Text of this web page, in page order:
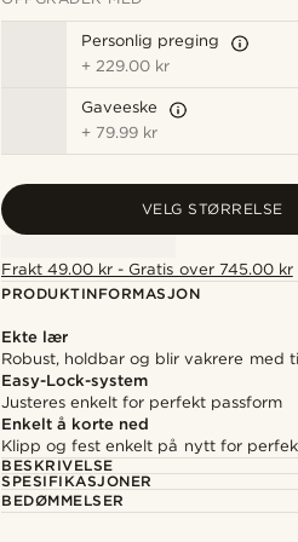
Personlig preging
+229.00 kr
Gaveeske
+ 79.99 kr
VELG STØRRELSE
Frakt 49.00 kr - Gratis over 745.00 kr
PRODUKTINFORMASJON
Ekte lær
Robust, holdbar og blir vakrere med
Easy-Lock-system
Justeres enkelt for perfekt passform
Enkelt å korte ned
Klipp og fest enkelt på nytt for
BESKRIVELSE
SPESIFIKASJONER
BEDØMMELSER